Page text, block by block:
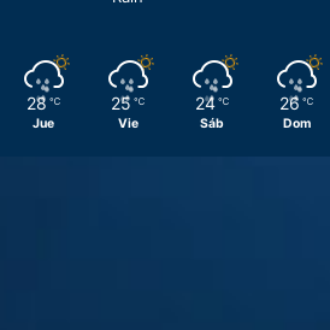
28 ℃
Jue
25 ℃
Vie
24 ℃
Sáb
26 ℃
Dom